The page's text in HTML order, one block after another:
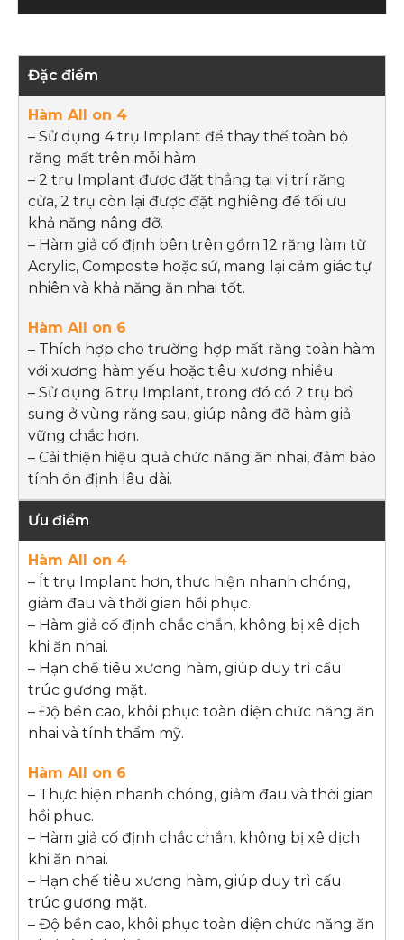
Đặc điểm
– Sử dụng 4 trụ Implant để thay thế toàn bộ
răng mất trên mỗi hàm.
– 2 trụ Implant được đặt thẳng tại vị trí răng
cửa, 2 trụ còn lại được đặt nghiêng để tối ưu
khả năng nâng đỡ.
– Hàm giả cố định bên trên gồm 12 răng làm từ
Acrylic, Composite hoặc sứ, mang lại cảm giác tự
nhiên và khả năng ăn nhai tốt.
– Thích hợp cho trường hợp mất răng toàn hàm
với xương hàm yếu hoặc tiêu xương nhiều.
– Sử dụng 6 trụ Implant, trong đó có 2 trụ bổ
sung ở vùng răng sau, giúp nâng đỡ hàm giả
vững chắc hơn.
– Cải thiện hiệu quả chức năng ăn nhai, đảm bảo
tính ổn định lâu dài.
Ưu điểm
– Ít trụ Implant hơn, thực hiện nhanh chóng,
giảm đau và thời gian hồi phục.
– Hàm giả cố định chắc chắn, không bị xê dịch
khi ăn nhai.
– Hạn chế tiêu xương hàm, giúp duy trì cấu
trúc gương mặt.
– Độ bền cao, khôi phục toàn diện chức năng ăn
nhai và tính thẩm mỹ.
– Thực hiện nhanh chóng, giảm đau và thời gian
hồi phục.
– Hàm giả cố định chắc chắn, không bị xê dịch
khi ăn nhai.
– Hạn chế tiêu xương hàm, giúp duy trì cấu
trúc gương mặt.
– Độ bền cao, khôi phục toàn diện chức năng ăn